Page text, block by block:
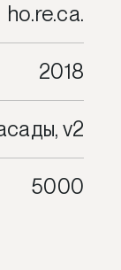
ho.re.ca.
2018
v2
5000